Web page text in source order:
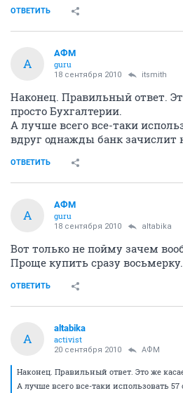
ОТВЕТИТЬ
А
АФМ
guru
18 сентября 2010 itsmith
Наконец. Правильный ответ.
просто Бухгалтерии.
А лучше всего все-таки
вдруг однажды банк зачислит
ОТВЕТИТЬ
А
АФМ
guru
18 сентября 2010 altabika
Вот только не пойму зачем
Проще купить сразу восьмерку.
ОТВЕТИТЬ
A
altabika
activist
20 сентября 2010 АФМ
Наконец. Правильный ответ. Это же
А лучше всего все-таки использовать